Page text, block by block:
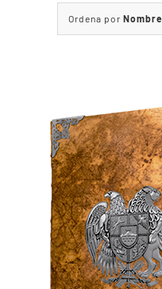
Ordena por Nombre